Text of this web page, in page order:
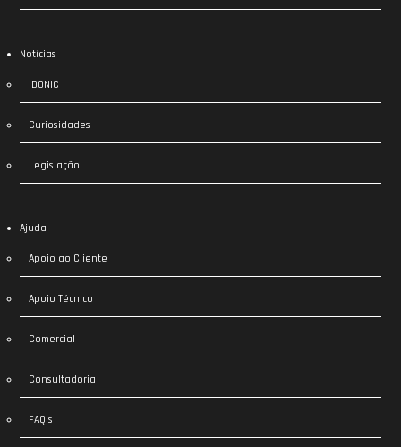
Notícias
IDONIC
Curiosidades
Legislação
Ajuda
Apoio ao Cliente
Apoio Técnico
Comercial
Consultadoria
FAQ’s